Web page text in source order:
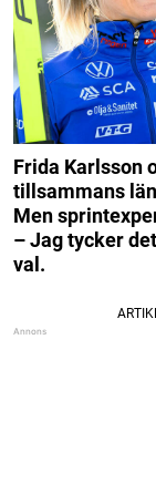
Frida Karlsson
tillsammans
Men
– Jag tycker
val.